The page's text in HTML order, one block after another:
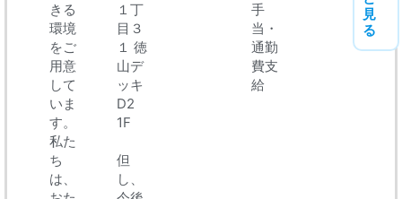
きる
環境
をご
用意
して
いま
す。
私た
ち
は、
１丁
目３
１ 徳
山デ
ッキ
D2
1F
但
し、
手
当・
通勤
費支
給
見
る